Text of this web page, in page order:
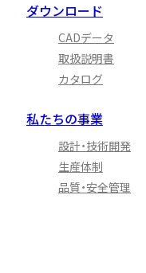
ダウンロード
CADデータ
取扱説明書
カタログ
私たちの事業
設計・技術開発
生産体制
品質・安全管理